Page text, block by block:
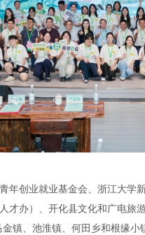
年创业就业基金会、浙江大学
才办）、开化县文化和广电旅
金镇、池淮镇、何田乡和根缘